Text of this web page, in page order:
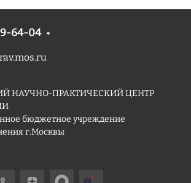
64-04
НАУЧНО-ПРАКТИЧЕСКИЙ ЦЕНТР
бюджетное учреждение
г.Москвы